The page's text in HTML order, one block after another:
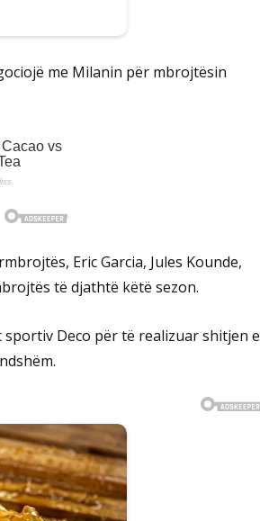
me Milanin për mbrojtësin
Eric Garcia, Jules Kounde,
të djathtë këtë sezon.
Deco për të realizuar shitjen e